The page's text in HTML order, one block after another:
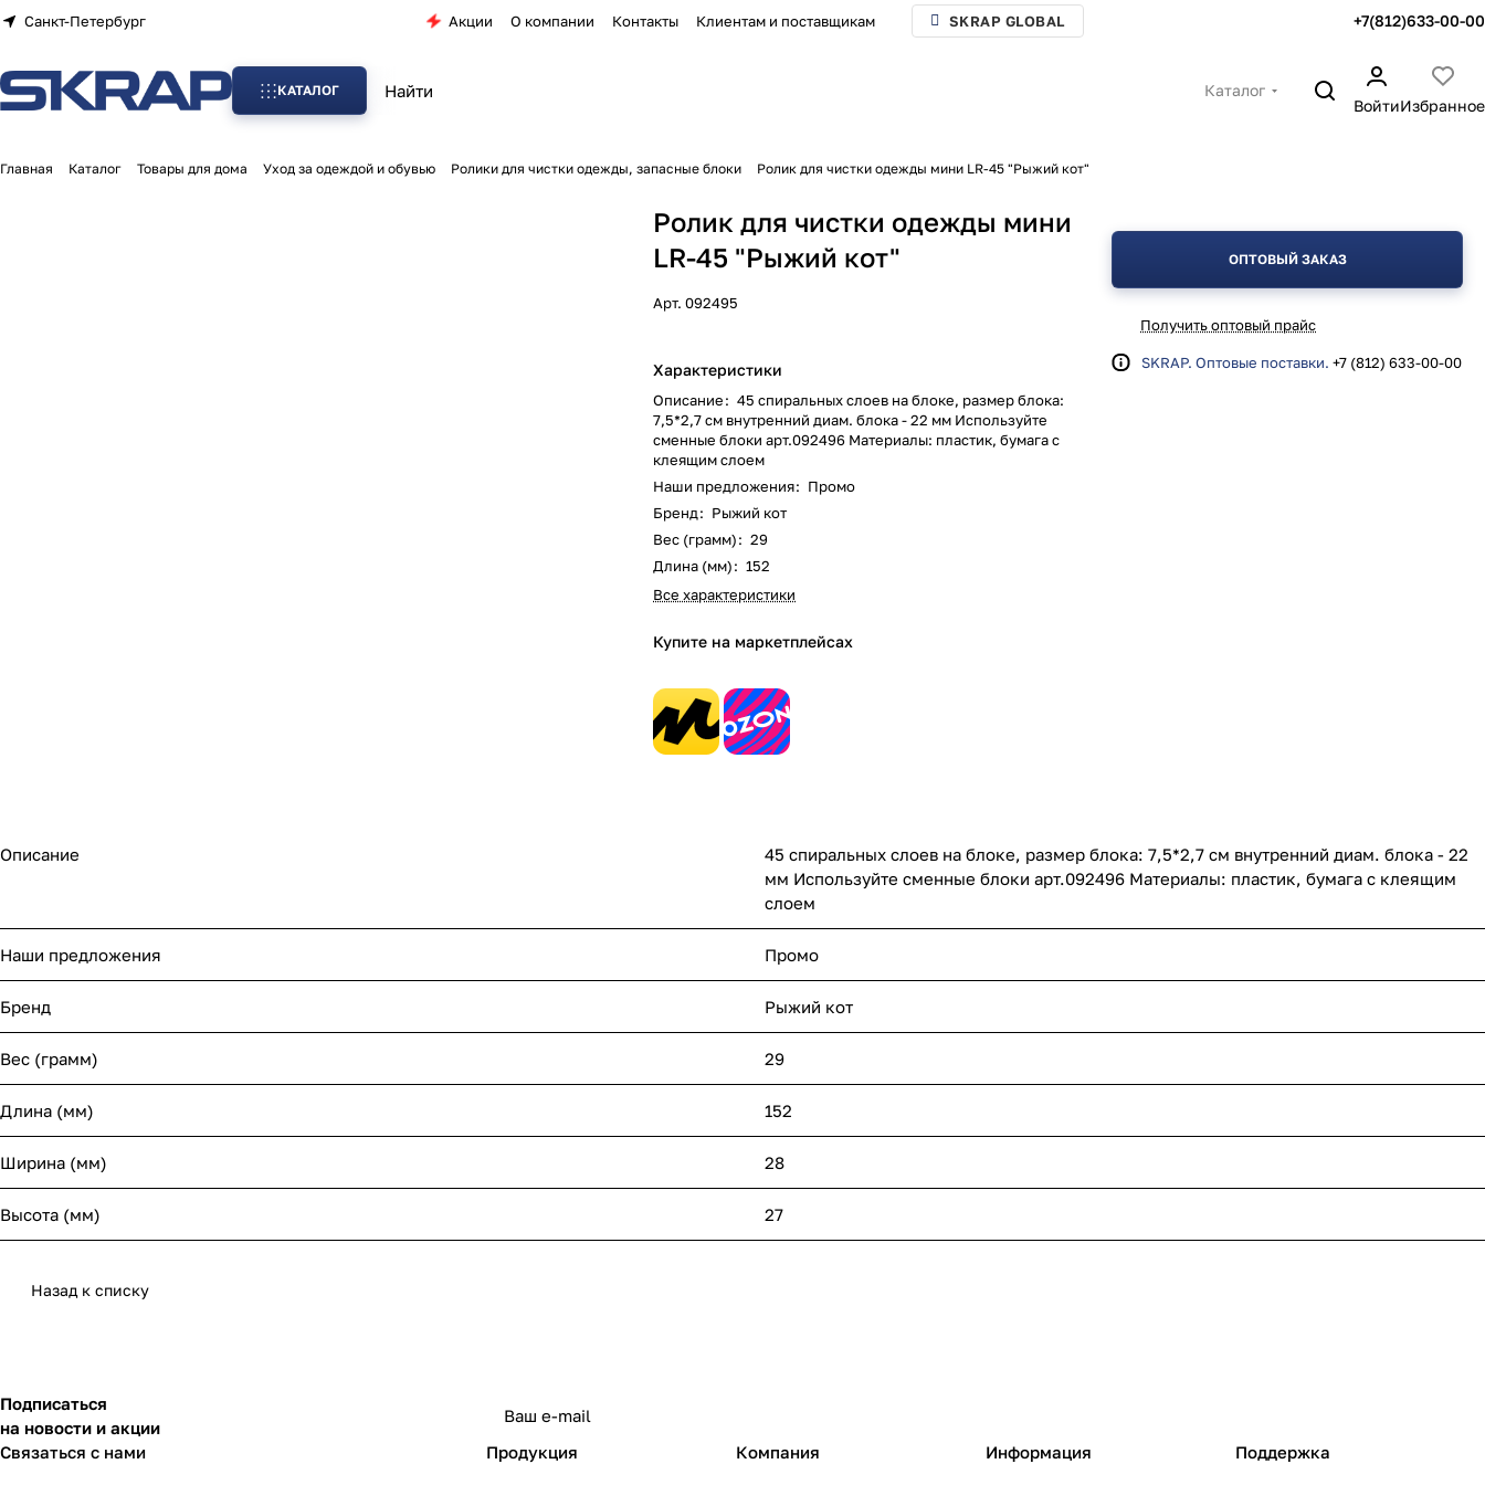
Санкт-Петербург Акции О компании Контакты Клиентам и поставщикам SKRAP GLOBAL +7(812)633-00-00
КАТАЛОГ
Каталог
ВойтиИзбранное
Главная Каталог Товары для дома Уход за одеждой и обувью Ролики для чистки одежды, запасные блоки Ролик для чистки одежды мини LR-45 "Рыжий кот"
Ролик для чистки одежды мини
LR-45 "Рыжий кот"
Арт.092495
Характеристики
Описание: 45 спиральных слоев на блоке, размер блока:
7,5*2,7 см внутренний диам. блока - 22 мм Используйте
сменные блоки арт.092496 Материалы: пластик, бумага с
клеящим слоем
Наши предложения: Промо
Бренд: Рыжий кот
Вес (грамм): 29
Длина (мм): 152
Все характеристики
Купите на маркетплейсах
ОПТОВЫЙ ЗАКАЗ
Получить оптовый прайс
SKRAP. Оптовые поставки. +7 (812) 633-00-00
Описание
45 спиральных слоев на блоке, размер блока: 7,5*2,7 см внутренний диам. блока - 22
мм Используйте сменные блоки арт.092496 Материалы: пластик, бумага с клеящим
слоем
Наши предложения Промо
Бренд Рыжий кот
Вес (грамм) 29
Длина (мм) 152
Ширина (мм) 28
Высота (мм) 27
Назад к списку
Подписаться
на новости и акции
Связаться с нами Продукция Компания Информация Поддержка